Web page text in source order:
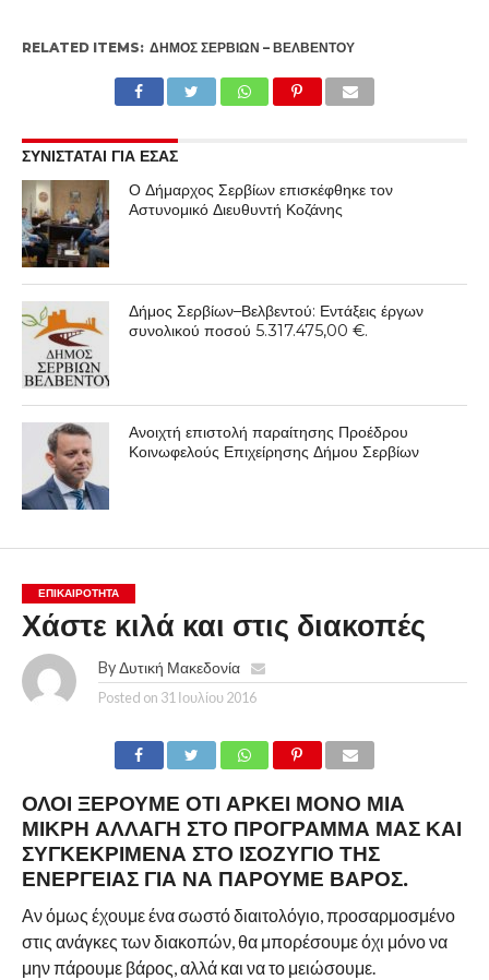
RELATED ITEMS: ΔΉΜΟΣ ΣΕΡΒΊΩΝ – ΒΕΛΒΕΝΤΟΎ
ΣΥΝΙΣΤΑΤΑΙ ΓΙΑ ΕΣΑΣ
Ο Δήμαρχος Σερβίων επισκέφθηκε τον
Αστυνομικό Διευθυντή Κοζάνης
Δήμος Σερβίων–Βελβεντού: Εντάξεις έργων
συνολικού ποσού 5.317.475,00 €.
Ανοιχτή επιστολή παραίτησης Προέδρου
Κοινωφελούς Επιχείρησης Δήμου Σερβίων
ΕΠΙΚΑΙΡΟΤΗΤΑ
Χάστε κιλά και στις διακοπές
By Δυτική Μακεδονία
Posted on 31 Ιουλίου 2016
ΌΛΟΙ ΞΈΡΟΥΜΕ ΌΤΙ ΑΡΚΕΊ ΜΌΝΟ ΜΙΑ
ΜΙΚΡΉ ΑΛΛΑΓΉ ΣΤΟ ΠΡΌΓΡΑΜΜΆ ΜΑΣ ΚΑΙ
ΣΥΓΚΕΚΡΙΜΈΝΑ ΣΤΟ ΙΣΟΖΎΓΙΟ ΤΗΣ
ΕΝΈΡΓΕΙΑΣ ΓΙΑ ΝΑ ΠΆΡΟΥΜΕ ΒΆΡΟΣ.
Αν όμως έχουμε ένα σωστό διαιτολόγιο, προσαρμοσμένο
στις ανάγκες των διακοπών, θα μπορέσουμε όχι μόνο να
μην πάρουμε βάρος, αλλά και να το μειώσουμε.